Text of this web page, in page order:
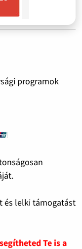
programok
és lelki támogatást
Te is a